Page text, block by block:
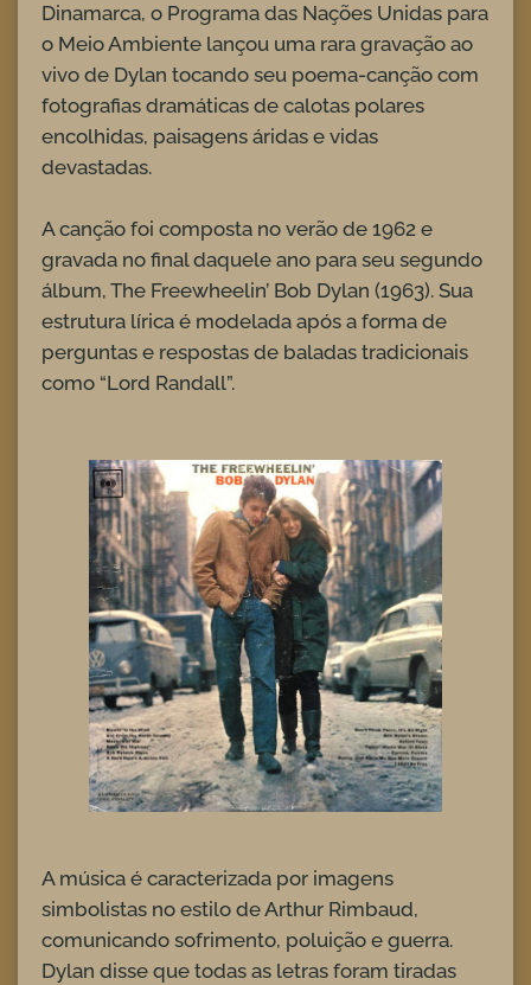
Dinamarca, o Programa das Nações Unidas para
o Meio Ambiente lançou uma rara gravação ao
vivo de Dylan tocando seu poema-canção com
fotografias dramáticas de calotas polares
encolhidas, paisagens áridas e vidas
devastadas.
A canção foi composta no verão de 1962 e
gravada no final daquele ano para seu segundo
álbum, The Freewheelin’ Bob Dylan (1963). Sua
estrutura lírica é modelada após a forma de
perguntas e respostas de baladas tradicionais
como “Lord Randall”.
A música é caracterizada por imagens
simbolistas no estilo de Arthur Rimbaud,
comunicando sofrimento, poluição e guerra.
Dylan disse que todas as letras foram tiradas